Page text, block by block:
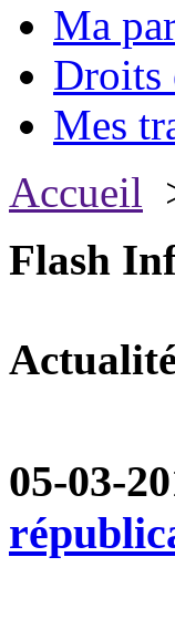
Ma
Droits
Mes
Accueil
Flash
05-03-